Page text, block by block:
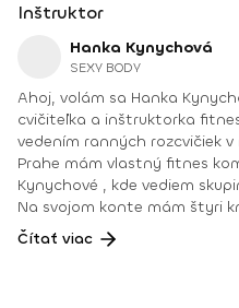
Inštruktor
Hanka Kynychová
SEXY BODY
Ahoj, volám sa Hanka
cvičiteľka a inštruktorka fitnes. Preslávila som sa
vedením ranných rozcvičiek v
Prahe mám vlastný fitnes komplex s
Kynychové , kde vediem skupinové lekcie a osobné tréningy.
Na svojom konte mám štyri
mi ľahostajný ani život detí v
som sa pred 15 rokmi
Čítať viac